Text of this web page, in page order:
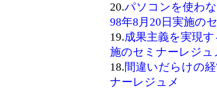
20.パソコンを使わ
98年8月20日実施の
19.成果主義を実現
施のセミナーレジュ
18.間違いだらけの
ナーレジュメ